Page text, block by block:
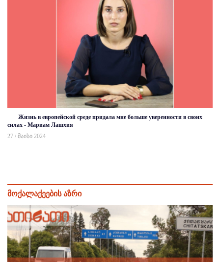
Жизнь в европейской среде придала мне больше уверенности в своих
силах - Мариам Лашхия
27 / მაისი 2024
მოქალაქეების აზრი